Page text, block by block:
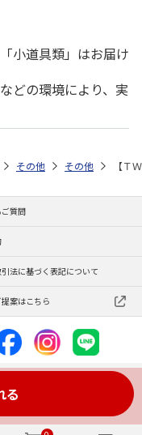
小道具類」はお届け
どの環境により、実
る
その他 その他 【Ｔ
質問
法に基づく表記について
案はこちら